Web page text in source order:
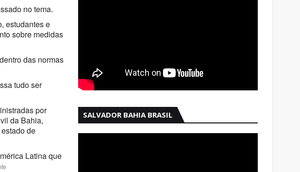
no tema.
estudantes e
sobre medidas
das normas
tudo ser
por
da Bahia,
de
Latina que
SALVADOR BAHIA BRASIL